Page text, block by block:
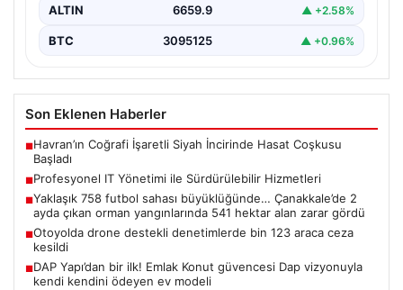
ALTIN 6659.9 ▲ +2.58%
BTC 3095125 ▲ +0.96%
Son Eklenen Haberler
■Havran’ın Coğrafi İşaretli Siyah İncirinde Hasat Coşkusu
Başladı
■Profesyonel IT Yönetimi ile Sürdürülebilir Hizmetleri
■Yaklaşık 758 futbol sahası büyüklüğünde… Çanakkale’de 2
ayda çıkan orman yangınlarında 541 hektar alan zarar gördü
■Otoyolda drone destekli denetimlerde bin 123 araca ceza
kesildi
■DAP Yapı’dan bir ilk! Emlak Konut güvencesi Dap vizyonuyla
kendi kendini ödeyen ev modeli